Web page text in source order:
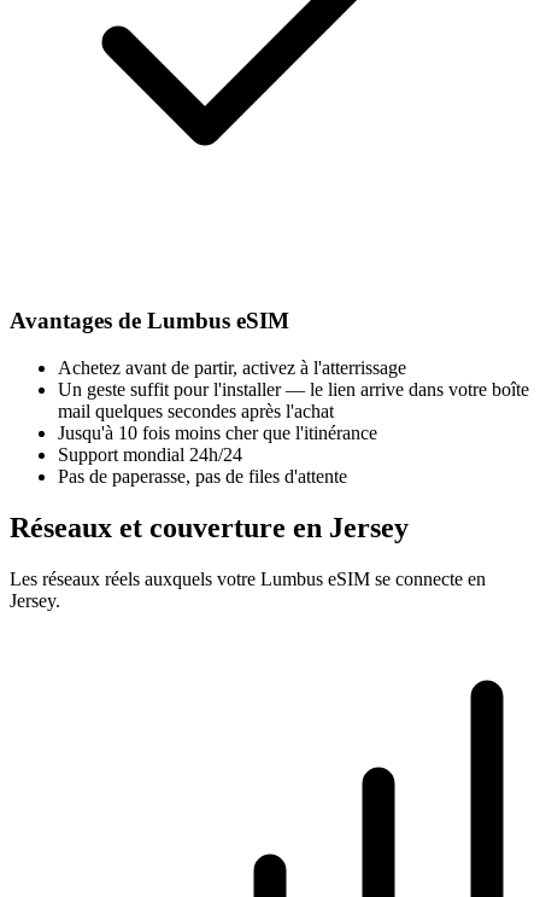
Avantages de Lumbus eSIM
Achetez avant de partir, activez à l'atterrissage
Un geste suffit pour l'installer — le lien arrive dans votre boîte
mail quelques secondes après l'achat
Jusqu'à 10 fois moins cher que l'itinérance
Support mondial 24h/24
Pas de paperasse, pas de files d'attente
Réseaux et couverture en Jersey
Les réseaux réels auxquels votre Lumbus eSIM se connecte en
Jersey.